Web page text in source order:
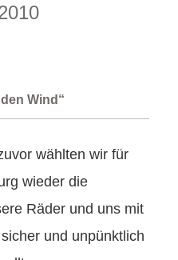
Wind“
wählten wir für
wieder die
Räder und uns mit
und unpünktlich